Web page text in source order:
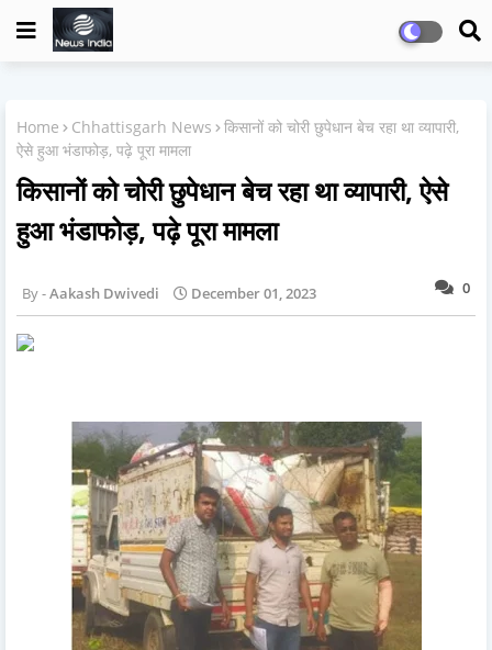
Home Chhattisgarh News
किसानों को चोरी छुपेधान बेच रहा था व्यापारी,
ऐसे हुआ भंडाफोड़, पढ़े पूरा मामला
किसानों को चोरी छुपेधान बेच रहा था व्यापारी, ऐसे
हुआ भंडाफोड़, पढ़े पूरा मामला
0
Aakash Dwivedi December 01, 2023